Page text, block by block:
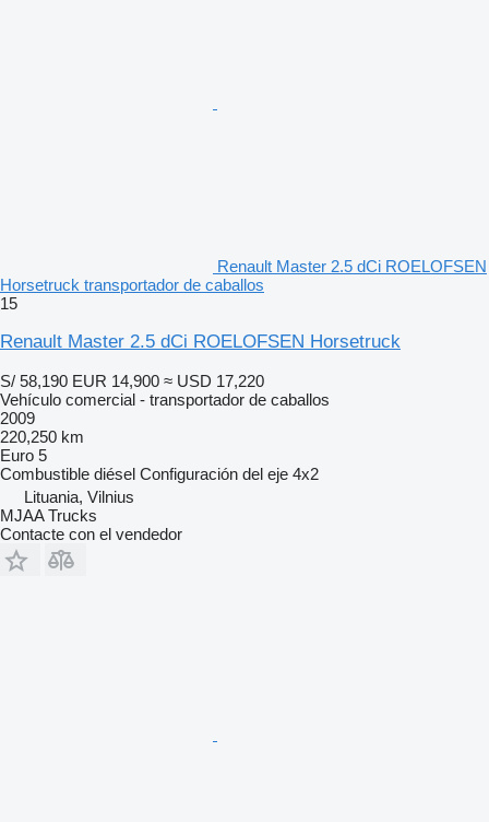
Renault Master 2.5 dCi ROELOFSEN
Horsetruck transportador de caballos
15
Renault Master 2.5 dCi ROELOFSEN Horsetruck
S/ 58,190 EUR 14,900 ≈ USD 17,220
Vehículo comercial - transportador de caballos
2009
220,250 km
Euro 5
Combustible diésel Configuración del eje 4x2
Lituania, Vilnius
MJAA Trucks
Contacte con el vendedor